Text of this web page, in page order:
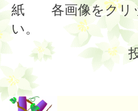
紙 各画像をクリ
い。